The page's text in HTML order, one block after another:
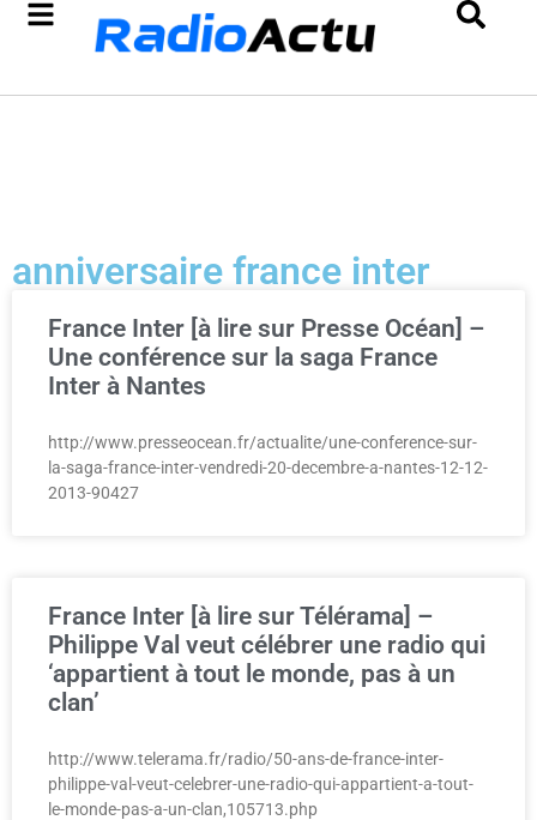
anniversaire france inter
France Inter [à lire sur Presse Océan] –
Une conférence sur la saga France
Inter à Nantes
http://www.presseocean.fr/actualite/une-conference-sur-
la-saga-france-inter-vendredi-20-decembre-a-nantes-12-12-
2013-90427
France Inter [à lire sur Télérama] –
Philippe Val veut célébrer une radio qui
‘appartient à tout le monde, pas à un
clan’
http://www.telerama.fr/radio/50-ans-de-france-inter-
philippe-val-veut-celebrer-une-radio-qui-appartient-a-tout-
le-monde-pas-a-un-clan,105713.php